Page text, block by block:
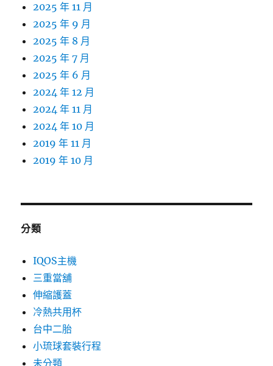
2025 年 11 月
2025 年 9 月
2025 年 8 月
2025 年 7 月
2025 年 6 月
2024 年 12 月
2024 年 11 月
2024 年 10 月
2019 年 11 月
2019 年 10 月
分類
IQOS主機
三重當舖
伸縮護蓋
冷熱共用杯
台中二胎
小琉球套裝行程
未分類